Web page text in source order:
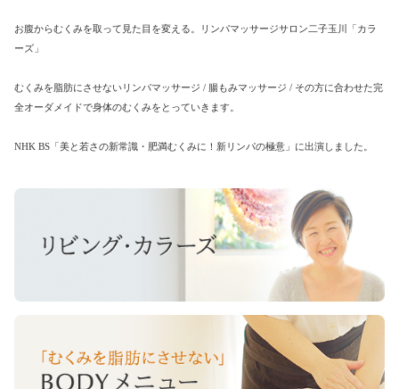
お腹からむくみを取って見た目を変える。リンパマッサージサロン二子玉川「カラ
ーズ」
むくみを脂肪にさせないリンパマッサージ / 腸もみマッサージ / その方に合わせた完
全オーダメイドで身体のむくみをとっていきます。
NHK BS「美と若さの新常識・肥満むくみに！新リンパの極意」に出演しました。